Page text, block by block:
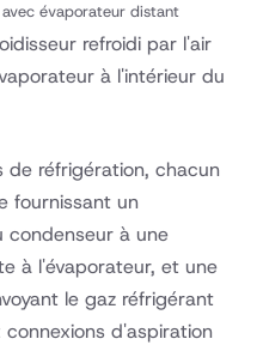
évaporateur distant
refroidi par l'air
à l'intérieur du
de réfrigération, chacun
fournissant un
condenseur à une
à l'évaporateur, et une
le gaz réfrigérant
d'aspiration